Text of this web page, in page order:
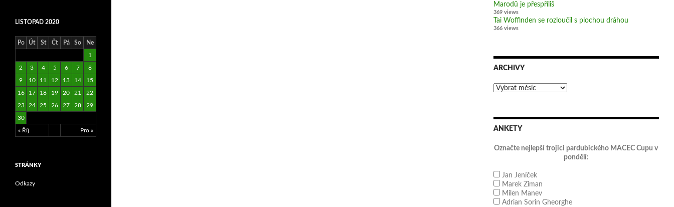
Marodů je přespříliš
369 views
Tai Woffinden se rozloučil s plochou dráhou
366 views
ARCHIVY
Archivy
ANKETY
Označte nejlepší trojici pardubického MACEC Cupu v
pondělí:
Jan Jeníček
Marek Ziman
Milen Manev
Adrian Sorin Gheorghe
LISTOPAD 2020
Po Út St Čt Pá So Ne
« Říj Pro »
1
2 3 4 5 6 7 8
9 10 11 12 13 14 15
16 17 18 19 20 21 22
23 24 25 26 27 28 29
30
STRÁNKY
Odkazy